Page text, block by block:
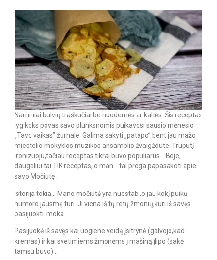
Naminiai bulvių traškučiai be nuodemės ar kaltės. Šis receptas
lyg koks povas savo plunksnomis puikavosi sausio mėnesio
„Tavo vaikas” žurnale. Galima sakyti „patapo” bent jau mažo
miestelio mokyklos muzikos ansamblio žvaigždute. Truputį
ironizuoju,tačiau receptas tikrai buvo populiarus… Beje,
daugeliui tai TIK receptas, o man… tai proga papasakoti apie
savo Močiutę .⠀
Istorija tokia… Mano močiutė yra nuostabi,o jau kokį puikų
humoro jausmą turi. Ji viena iš tų retų žmonių,kuri iš savęs
pasijuokti moka. ⠀
Pasijuokė iš savęs kai uogiene veidą įsitrynė (galvojo,kad
kremas) ir kai svetimiems žmonėms į mašiną įlipo (sakė
tamsu buvo)… ⠀